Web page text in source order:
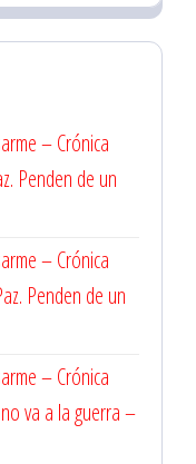
– Crónica
Penden de un
– Crónica
Penden de un
– Crónica
va a la guerra –